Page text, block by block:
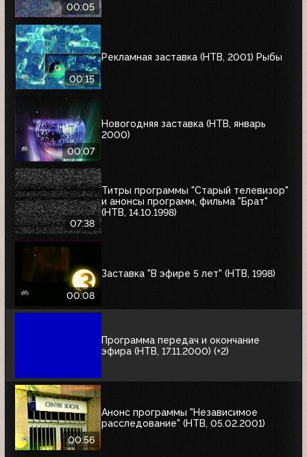
00:05
00:15
Рекламная заставка (НТВ, 2001) Рыбы
00:07
Новогодняя заставка (НТВ, январь
2000)
07:38
Титры программы "Старый телевизор"
и анонсы программ, фильма "Брат"
(НТВ, 14.10.1998)
00:08
Заставка "В эфире 5 лет" (НТВ, 1998)
Программа передач и окончание
эфира (НТВ, 17.11.2000) (+2)
00:56
Анонс программы "Независимое
расследование" (НТВ, 05.02.2001)